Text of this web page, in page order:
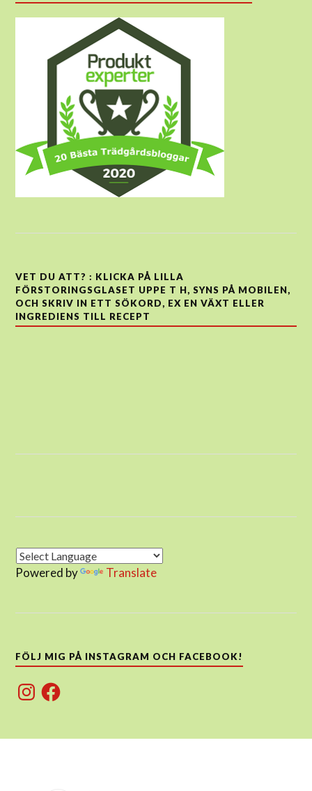
VET DU ATT? : KLICKA PÅ LILLA
FÖRSTORINGSGLASET UPPE T H, SYNS PÅ MOBILEN,
OCH SKRIV IN ETT SÖKORD, EX EN VÄXT ELLER
INGREDIENS TILL RECEPT
Powered by Translate
FÖLJ MIG PÅ INSTAGRAM OCH FACEBOOK!
InstagramFacebook